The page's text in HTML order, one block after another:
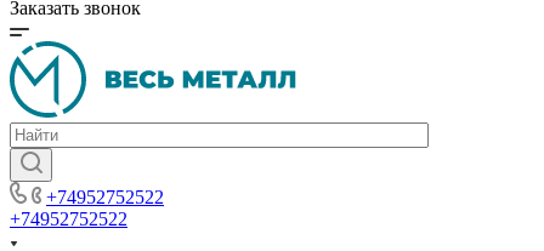
Заказать звонок
+74952752522
+74952752522